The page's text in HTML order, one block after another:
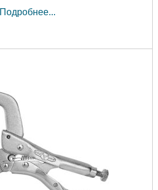
Подробнее...